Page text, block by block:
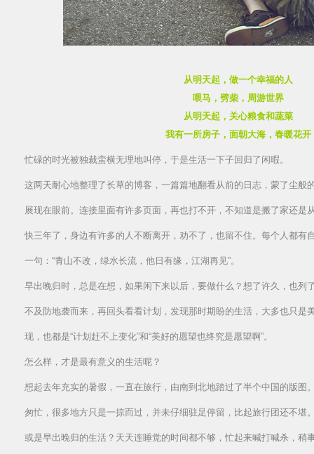
从明天起，做一个幸福的人
喂马，劈柴，周游世界
从明天起，关心粮食和蔬菜
我有一所房子，面朝大海，春暖花开
忙碌的时光被独裁蛮横无理地叫停，于是生活一下子回归了闲暇。
这两天耐心地整理了长草的博客，一篇篇地翻看从前的日志，蒙了尘般
展现在眼前。连接里面有许多页面，再也打不开，不知道是搬了家还是
快三年了，身边有许多的人不断离开，劝不了，也留不住。每个人都有
一句：“青山不改，绿水长流，他日有缘，江湖再见”。
早出晚归时，总是在想，如果闲下来以后，要做什么？想了许久，也列
不及防地袭而来，再回头看看计划，发现那时期盼的生活，大多也只是
现，也都是“计划赶不上变化”和“美好的愿望也终究是愿望啊”。
怎么样，才是最有意义的生活呢？
想起去年充实的暑假，一直在旅行，由南到北地踏过了半个中国的版图
匆忙，很多地方只是一掠而过，并未仔细驻足停留，比起旅行团还不堪
或是早出晚归的生活？天天连睡觉的时间都不够，忙起来喊打喊杀，稍